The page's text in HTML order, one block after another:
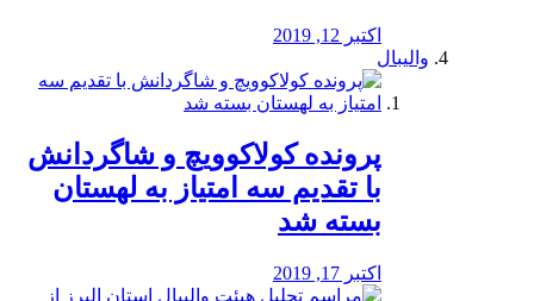
اکتبر 12, 2019
والیبال
پرونده کولاکوویچ و شاگردانش
با تقدیم سه امتیاز به لهستان
بسته شد
اکتبر 17, 2019